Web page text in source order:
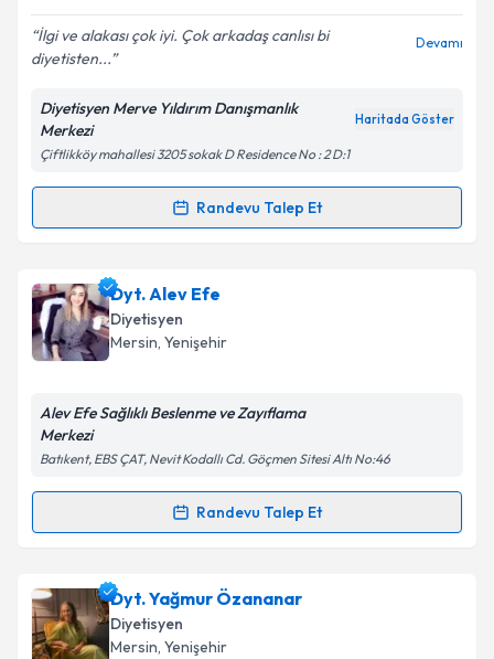
İlgi ve alakası çok iyi. Çok arkadaş canlısı bi
diyetisten...
Devamı
Diyetisyen Merve Yıldırım Danışmanlık
Merkezi
Haritada Göster
Çiftlikköy mahallesi 3205 sokak D Residence No : 2 D:1
Randevu Talep Et
Randevu Takvimi Talebi
Dyt. Merve Yıldırım
oluşturun. Size bu uzmandan randevu almanız için bir
takvim hazırlandığında e-posta ile bilgilendireceğiz.
Kişisel verilerimin işlenmesine ilişkinAydınlatma
'ni okudum ve kişisel verilerimin belirtilen
kapsamda işlenmesini kabul ediyorum.
Takvim Talebini Gönder
Dyt. Alev Efe
Diyetisyen
Mersin, Yenişehir
Alev Efe Sağlıklı Beslenme ve Zayıflama
Merkezi
Batıkent, EBS ÇAT, Nevit Kodallı Cd. Göçmen Sitesi Altı No:46
Randevu Talep Et
Randevu Takvimi Talebi
Dyt. Alev Efeiçin randevu takvimi talebi oluşturun.
Size bu uzmandan randevu almanız için bir takvim
hazırlandığında e-posta ile bilgilendireceğiz.
Dyt. Yağmur Özananar
Diyetisyen
Mersin, Yenişehir